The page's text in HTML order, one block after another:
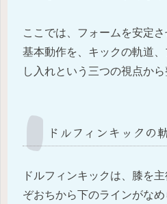
ここでは、フォームを安定
基本動作を、キックの軌道
し入れという三つの視点から
ドルフィンキックの
ドルフィンキックは、膝を
ぞおちから下のラインがな